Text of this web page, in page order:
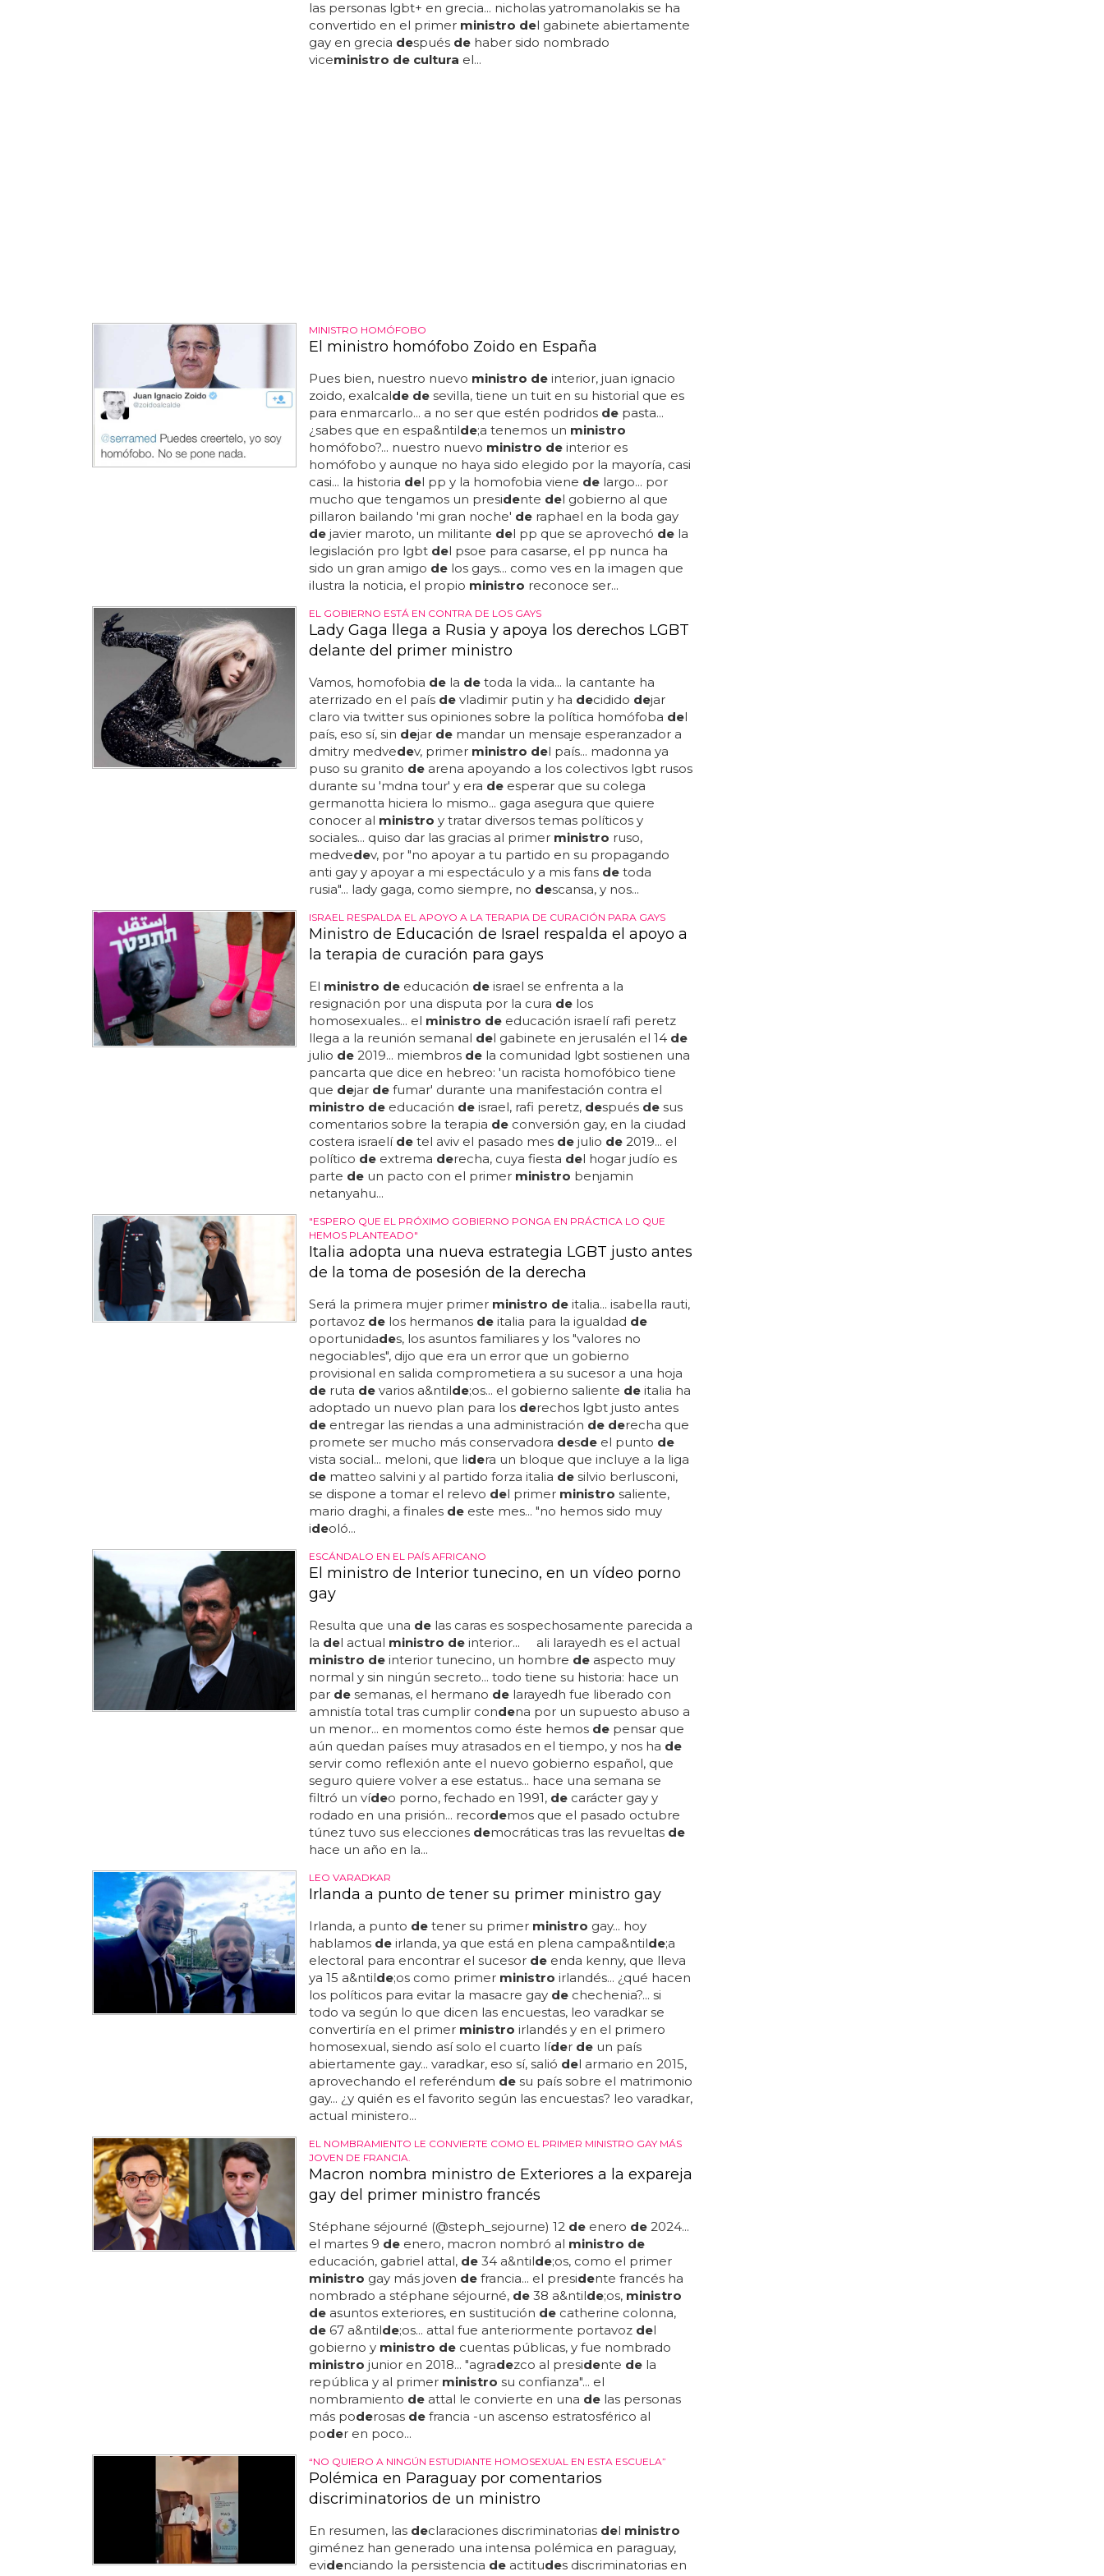
las personas lgbt+ en grecia... nicholas yatromanolakis se ha
convertido en el primer ministro del gabinete abiertamente
gay en grecia después dehaber sido nombrado
viceministro de cultura el...
MINISTRO HOMÓFOBO
El ministro homófobo Zoido en España
Pues bien, nuestro nuevo ministro deinterior, juan ignacio
zoido, exalcalde desevilla, tiene un tuit en su historial que es
para enmarcarlo... a no ser que estén podridos depasta...
¿sabes que en espa&ntilde;a tenemos un ministro
homófobo?... nuestro nuevo ministro deinterior es
homófobo y aunque no haya sido elegido por la mayoría, casi
casi... la historia del pp y la homofobia viene delargo... por
mucho que tengamos un presidente del gobierno al que
pillaron bailando 'mi gran noche' deraphael en la boda gay
dejavier maroto, un militante del pp que se aprovechó dela
legislación pro lgbt del psoe para casarse, el pp nunca ha
sido un gran amigo delos gays... como ves en la imagen que
ilustra la noticia, el propio ministro reconoce ser...
EL GOBIERNO ESTÁ EN CONTRA DE LOS GAYS
Lady Gaga llega a Rusia y apoya los derechos LGBT
delante del primer ministro
Vamos, homofobia dela detoda la vida... la cantante ha
aterrizado en el país devladimir putin y ha decidido dejar
claro via twitter sus opiniones sobre la política homófoba del
país, eso sí, sin dejar demandar un mensaje esperanzador a
dmitry medvedev, primer ministro del país... madonna ya
puso su granito dearena apoyando a los colectivos lgbt rusos
durante su 'mdna tour' y era deesperar que su colega
germanotta hiciera lo mismo... gaga asegura que quiere
conocer al ministro y tratar diversos temas políticos y
sociales... quiso dar las gracias al primer ministro ruso,
medvedev, por "no apoyar a tu partido en su propagando
anti gay y apoyar a mi espectáculo y a mis fans detoda
rusia"... lady gaga, como siempre, no descansa, y nos...
ISRAEL RESPALDA EL APOYO A LA TERAPIA DE CURACIÓN PARA GAYS
Ministro de Educación de Israel respalda el apoyo a
la terapia de curación para gays
El ministro deeducación deisrael se enfrenta a la
resignación por una disputa por la cura delos
homosexuales... el ministro deeducación israelí rafi peretz
llega a la reunión semanal del gabinete en jerusalén el 14 de
julio de2019... miembros dela comunidad lgbt sostienen una
pancarta que dice en hebreo: 'un racista homofóbico tiene
que dejar defumar' durante una manifestación contra el
ministro deeducación deisrael, rafi peretz, después desus
comentarios sobre la terapia deconversión gay, en la ciudad
costera israelí detel aviv el pasado mes dejulio de2019... el
político deextrema derecha, cuya fiesta del hogar judío es
parte deun pacto con el primer ministro benjamin
netanyahu...
"ESPERO QUE EL PRÓXIMO GOBIERNO PONGA EN PRÁCTICA LO QUE
HEMOS PLANTEADO"
Italia adopta una nueva estrategia LGBT justo antes
de la toma de posesión de la derecha
Será la primera mujer primer ministro deitalia... isabella rauti,
portavoz delos hermanos deitalia para la igualdad de
oportunidades, los asuntos familiares y los "valores no
negociables", dijo que era un error que un gobierno
provisional en salida comprometiera a su sucesor a una hoja
deruta devarios a&ntilde;os... el gobierno saliente deitalia ha
adoptado un nuevo plan para los derechos lgbt justo antes
deentregar las riendas a una administración de derecha que
promete ser mucho más conservadora desdeel punto de
vista social... meloni, que lidera un bloque que incluye a la liga
dematteo salvini y al partido forza italia desilvio berlusconi,
se dispone a tomar el relevo del primer ministro saliente,
mario draghi, a finales deeste mes... "no hemos sido muy
ideoló...
ESCÁNDALO EN EL PAÍS AFRICANO
El ministro de Interior tunecino, en un vídeo porno
gay
Resulta que una delas caras es sospechosamente parecida a
la del actual ministro deinterior... ali larayedh es el actual
ministro deinterior tunecino, un hombre deaspecto muy
normal y sin ningún secreto... todo tiene su historia: hace un
par desemanas, el hermano delarayedh fue liberado con
amnistía total tras cumplir condena por un supuesto abuso a
un menor... en momentos como éste hemos depensar que
aún quedan países muy atrasados en el tiempo, y nos ha de
servir como reflexión ante el nuevo gobierno español, que
seguro quiere volver a ese estatus... hace una semana se
filtró un vídeo porno, fechado en 1991, decarácter gay y
rodado en una prisión... recordemos que el pasado octubre
túnez tuvo sus elecciones democráticas tras las revueltas de
hace un año en la...
LEO VARADKAR
Irlanda a punto de tener su primer ministro gay
Irlanda, a punto detener su primer ministro gay... hoy
hablamos deirlanda, ya que está en plena campa&ntilde;a
electoral para encontrar el sucesor deenda kenny, que lleva
ya 15 a&ntilde;os como primer ministro irlandés... ¿qué hacen
los políticos para evitar la masacre gay dechechenia?... si
todo va según lo que dicen las encuestas, leo varadkar se
convertiría en el primer ministro irlandés y en el primero
homosexual, siendo así solo el cuarto líder deun país
abiertamente gay... varadkar, eso sí, salió del armario en 2015,
aprovechando el referéndum desu país sobre el matrimonio
gay... ¿y quién es el favorito según las encuestas? leo varadkar,
actual ministero...
EL NOMBRAMIENTO LE CONVIERTE COMO EL PRIMER MINISTRO GAY MÁS
JOVEN DE FRANCIA.
Macron nombra ministro de Exteriores a la expareja
gay del primer ministro francés
Stéphane séjourné (@steph_sejourne) 12 deenero de2024...
el martes 9 deenero, macron nombró al ministro de
educación, gabriel attal, de34 a&ntilde;os, como el primer
ministro gay más joven defrancia... el presidente francés ha
nombrado a stéphane séjourné, de38 a&ntilde;os, ministro
deasuntos exteriores, en sustitución decatherine colonna,
de67 a&ntilde;os... attal fue anteriormente portavoz del
gobierno y ministro decuentas públicas, y fue nombrado
ministro junior en 2018... "agradezco al presidente dela
república y al primer ministro su confianza"... el
nombramiento deattal le convierte en una delas personas
más poderosas defrancia -un ascenso estratosférico al
poder en poco...
“NO QUIERO A NINGÚN ESTUDIANTE HOMOSEXUAL EN ESTA ESCUELA”
Polémica en Paraguay por comentarios
discriminatorios de un ministro
En resumen, las declaraciones discriminatorias del ministro
giménez han generado una intensa polémica en paraguay,
evidenciando la persistencia deactitudes discriminatorias en